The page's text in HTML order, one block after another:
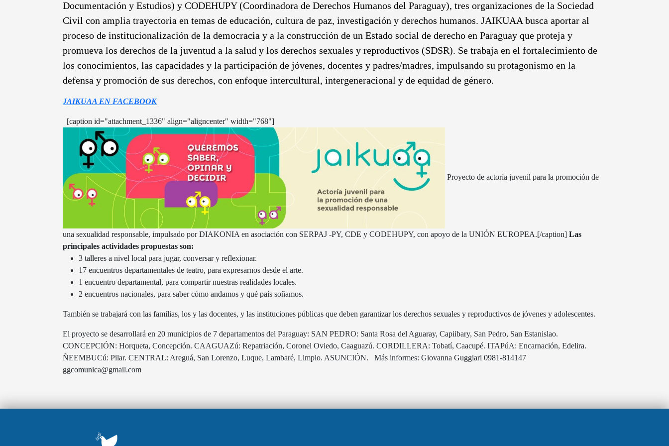
Documentación y Estudios) y CODEHUPY (Coordinadora de Derechos Humanos del Paraguay), tres organizaciones de la Sociedad
Civil con amplia trayectoria en temas de educación, cultura de paz, investigación y derechos humanos. JAIKUAA busca aportar al
proceso de institucionalización de la democracia y a la construcción de un Estado social de derecho en Paraguay que proteja y
promueva los derechos de la juventud a la salud y los derechos sexuales y reproductivos (SDSR). Se trabaja en el fortalecimiento de
los conocimientos, las capacidades y la participación de jóvenes, docentes y padres/madres, impulsando su protagonismo en la
defensa y promoción de sus derechos, con enfoque intercultural, intergeneracional y de equidad de género.
JAIKUAA EN FACEBOOK
[caption id="attachment_1336" align="aligncenter" width="768"]
Proyecto de actoría juvenil para la promoción de
una sexualidad responsable, impulsado por DIAKONIA en asociación con SERPAJ -PY, CDE y CODEHUPY, con apoyo de la UNIÓN EUROPEA.[/caption] Las
principales actividades propuestas son:
3 talleres a nivel local para jugar, conversar y reflexionar.
17 encuentros departamentales de teatro, para expresarnos desde el arte.
1 encuentro departamental, para compartir nuestras realidades locales.
2 encuentros nacionales, para saber cómo andamos y qué país soñamos.
También se trabajará con las familias, los y las docentes, y las instituciones públicas que deben garantizar los derechos sexuales y reproductivos de jóvenes y adolescentes.
El proyecto se desarrollará en 20 municipios de 7 departamentos del Paraguay: SAN PEDRO: Santa Rosa del Aguaray, Capiibary, San Pedro, San Estanislao.
CONCEPCIÓN: Horqueta, Concepción. CAAGUAZú: Repatriación, Coronel Oviedo, Caaguazú. CORDILLERA: Tobatí, Caacupé. ITAPúA: Encarnación, Edelira.
ÑEEMBUCú: Pilar. CENTRAL: Areguá, San Lorenzo, Luque, Lambaré, Limpio. ASUNCIÓN. Más informes: Giovanna Guggiari 0981-814147
ggcomunica@gmail.com